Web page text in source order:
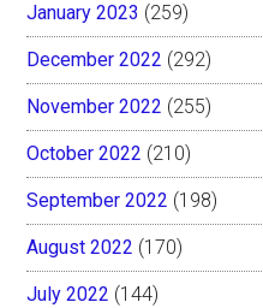
January 2023 (259)
December 2022 (292)
November 2022 (255)
October 2022 (210)
September 2022 (198)
August 2022 (170)
July 2022 (144)